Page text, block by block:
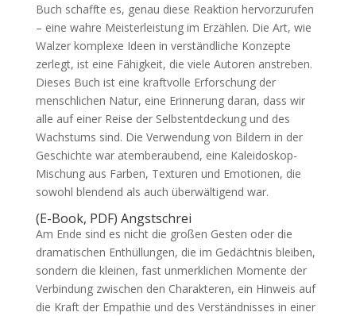
Buch schaffte es, genau diese Reaktion hervorzurufen
– eine wahre Meisterleistung im Erzählen. Die Art, wie
Walzer komplexe Ideen in verständliche Konzepte
zerlegt, ist eine Fähigkeit, die viele Autoren anstreben.
Dieses Buch ist eine kraftvolle Erforschung der
menschlichen Natur, eine Erinnerung daran, dass wir
alle auf einer Reise der Selbstentdeckung und des
Wachstums sind. Die Verwendung von Bildern in der
Geschichte war atemberaubend, eine Kaleidoskop-
Mischung aus Farben, Texturen und Emotionen, die
sowohl blendend als auch überwältigend war.
(E-Book, PDF) Angstschrei
Am Ende sind es nicht die großen Gesten oder die
dramatischen Enthüllungen, die im Gedächtnis bleiben,
sondern die kleinen, fast unmerklichen Momente der
Verbindung zwischen den Charakteren, ein Hinweis auf
die Kraft der Empathie und des Verständnisses in einer